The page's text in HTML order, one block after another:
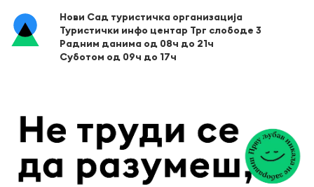
Нови Сад туристичка организација
Туристички инфо центар Трг слободе 3
Радним данима од 08ч до 21ч
Суботом од 09ч до 17ч